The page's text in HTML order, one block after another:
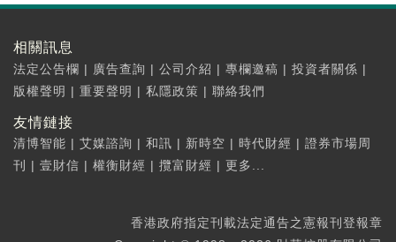
相關訊息
法定公告欄 | 廣告查詢 | 公司介紹 | 專欄邀稿 | 投資者關係 |
版權聲明 | 重要聲明 | 私隱政策 | 聯絡我們
友情鏈接
清博智能 | 艾媒諮詢 | 和訊 | 新時空 | 時代財經 | 證券市場周
刊
| 壹財信 | 權衡財經 | 攬富財經 | 更多...
香港政府指定刊載法定通告之憲報刊登報章